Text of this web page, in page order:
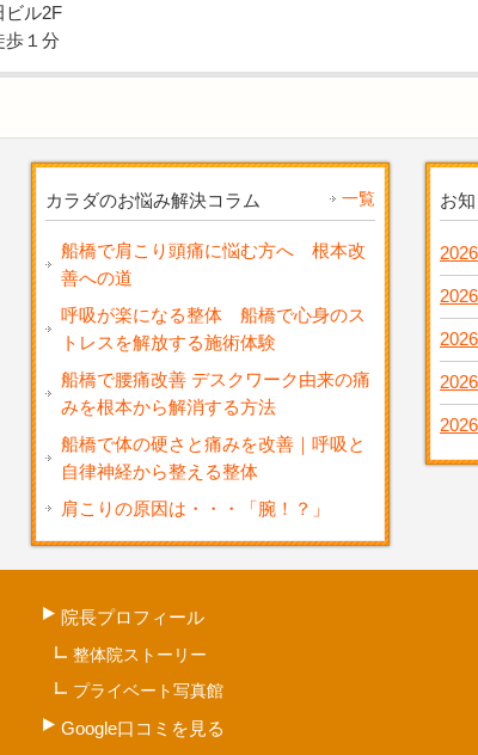
ビル2F
歩１分
カラダのお悩み解決コラム 一覧
船橋で肩こり頭痛に悩む方へ 根本改
善への道
呼吸が楽になる整体 船橋で心身のス
トレスを解放する施術体験
船橋で腰痛改善 デスクワーク由来の痛
みを根本から解消する方法
船橋で体の硬さと痛みを改善｜呼吸と
自律神経から整える整体
肩こりの原因は・・・「腕！？」
お
院長プロフィール
整体院ストーリー
プライベート写真館
Google口コミを見る